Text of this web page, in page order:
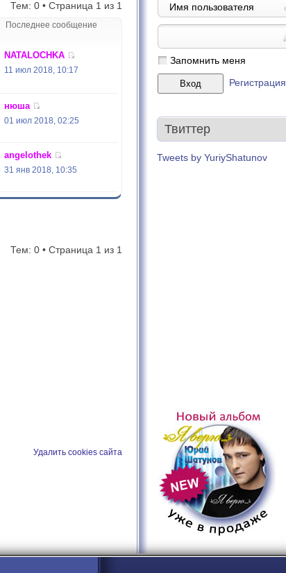
Тем: 0 • Страница 1 из 1
Последнее сообщение
NATALOCHKA
11 июл 2018, 10:17
нюша
01 июл 2018, 02:25
angelothek
31 янв 2018, 10:35
Тем: 0 • Страница 1 из 1
Удалить cookies сайта
Запомнить меня
Регистрация
Твиттер
Tweets by YuriyShatunov